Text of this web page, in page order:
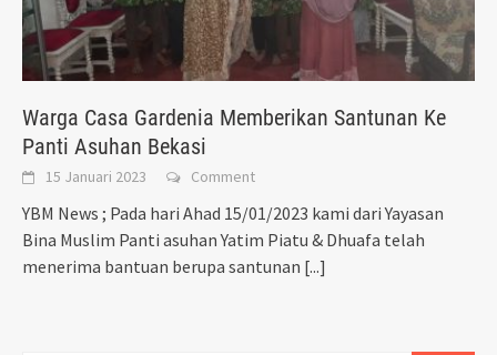
Warga Casa Gardenia Memberikan Santunan Ke
Panti Asuhan Bekasi
15 Januari 2023 Comment
YBM News ; Pada hari Ahad 15/01/2023 kami dari Yayasan
Bina Muslim Panti asuhan Yatim Piatu & Dhuafa telah
menerima bantuan berupa santunan [...]